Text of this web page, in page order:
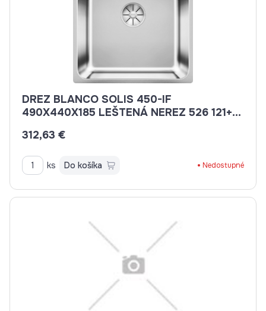
DREZ BLANCO SOLIS 450-IF
490X440X185 LEŠTENÁ NEREZ 526 121+
312,63 €
ks Do košíka Nedostupné